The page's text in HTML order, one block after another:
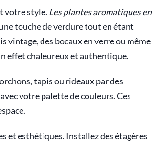
votre style. Les plantes aromatiques en
touche de verdure tout en étant
vintage, des bocaux en verre ou même
effet chaleureux et authentique.
tapis ou rideaux par des
votre palette de couleurs. Ces
et esthétiques. Installez des étagères